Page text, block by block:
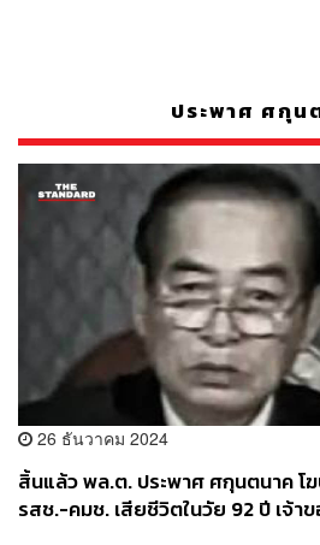
ประพาศ ศกุน
26 ธันวาคม 2024
สิ้นแล้ว พล.ต. ประพาศ ศกุนตนาค โ
รสช.-คมช. เสียชีวิตในวัย 92 ปี เจ้า